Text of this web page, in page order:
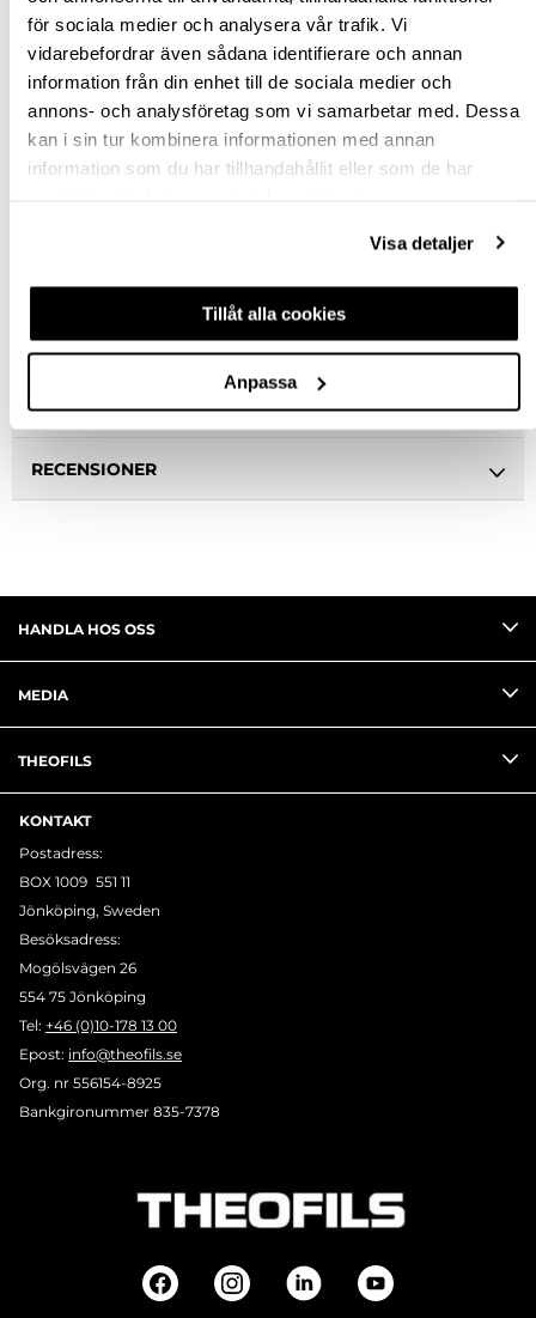
för sociala medier och analysera vår trafik. Vi
vidarebefordrar även sådana identifierare och annan
information från din enhet till de sociala medier och
annons- och analysföretag som vi samarbetar med. Dessa
kan i sin tur kombinera informationen med annan
information som du har tillhandahållit eller som de har
Visa detaljer
Tillåt alla cookies
Anpassa
Slut i lager
Malmö butik Slut i lager
Stockholm butik Slut i lager
Snabba leveranser
Hämta i butik
BESKRIVNING
SPECIFIKATION
FRÅGA OM PRODUKT
RECENSIONER
HANDLA HOS OSS
MEDIA
THEOFILS
KONTAKT
Postadress:
BOX 1009 551 11
Jönköping, Sweden
Besöksadress:
Mogölsvägen 26
554 75 Jönköping
Tel: +46 (0)10-178 13 00
Epost: info@theofils.se
Org. nr 556154-8925
Bankgironummer 835-7378